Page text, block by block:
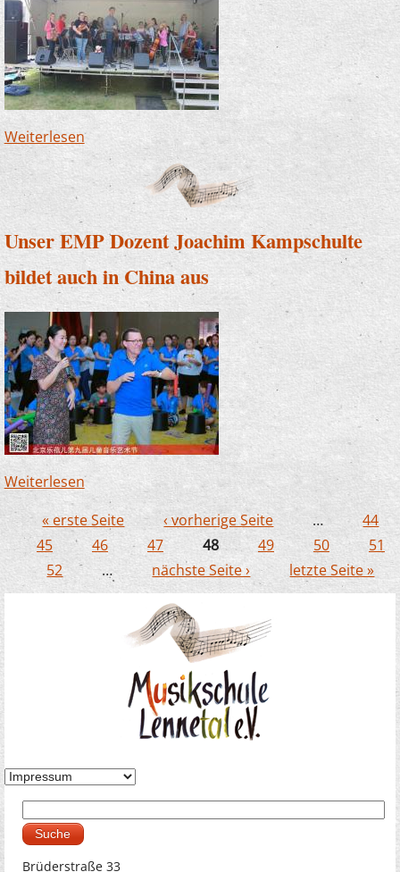
Weiterlesenüber Musik im Freibad? - Ja, das geht!
Unser EMP Dozent Joachim Kampschulte
bildet auch in China aus
Weiterlesenüber Unser EMP Dozent Joachim
Kampschulte bildet auch in China aus
Seiten
« erste Seite ‹ vorherige Seite …
44
45
46 47 48 49 50
51
52
… nächste Seite › letzte Seite »
Suchformular
Brüderstraße 33